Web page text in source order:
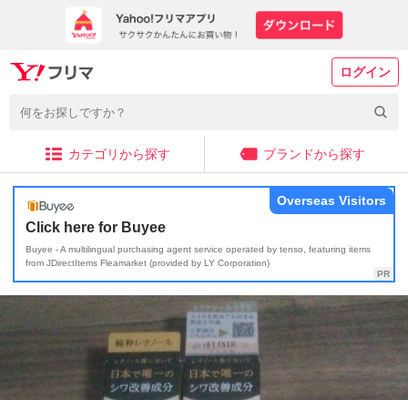
ログイン
カテゴリから探す ブランドから探す
Click here for Buyee
Buyee - A multilingual purchasing agent service operated by tenso, featuring items
from JDirectItems Fleamarket (provided by LY Corporation)
Overseas Visitors